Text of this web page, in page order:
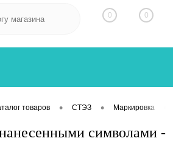
0 0
товаров • СТЭЗ • Маркировка
символами -